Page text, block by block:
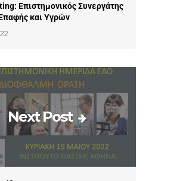
Επιστημονικός Συνεργάτης
και Υγρών
Next Post